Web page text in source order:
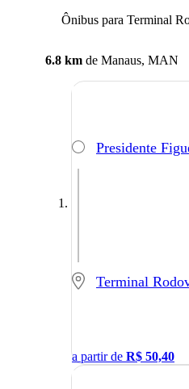
Ônibus para Terminal
6.8 km de Manaus, MAN
Presidente
a partir de R$ 50,40